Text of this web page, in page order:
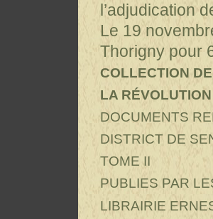
l’adjudication
Le 19
Thorigny pour
COLLECTION
LA
DOCUMENTS
DISTRICT DE
TOME II
PUBLIES PAR
LIBRAIRIE